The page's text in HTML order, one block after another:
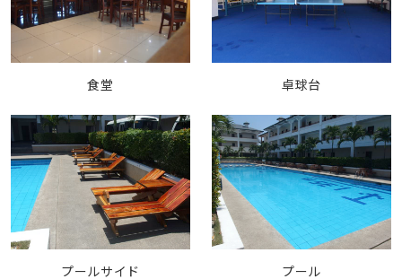
食堂 卓球台
プールサイド プール